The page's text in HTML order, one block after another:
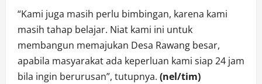
“Kami juga masih perlu bimbingan, karena kami
masih tahap belajar. Niat kami ini untuk
membangun memajukan Desa Rawang besar,
apabila masyarakat ada keperluan kami siap 24 jam
bila ingin berurusan”, tutupnya. (nel/tim)